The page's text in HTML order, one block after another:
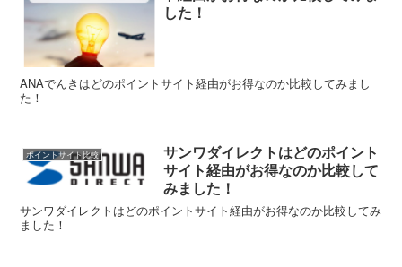
した！
ANAでんきはどのポイントサイト経由がお得なのか比較してみまし
た！
ポイントサイト比較
サンワダイレクトはどのポイント
サイト経由がお得なのか比較して
みました！
サンワダイレクトはどのポイントサイト経由がお得なのか比較してみ
ました！